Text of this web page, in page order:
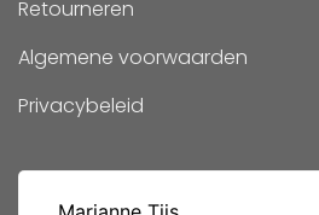
Retourneren
Algemene voorwaarden
Privacybeleid